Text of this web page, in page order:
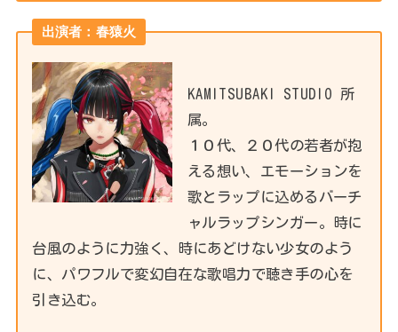
出演者：春猿火
KAMITSUBAKI STUDIO 所
属。
１０代、２０代の若者が抱
える想い、エモーションを
歌とラップに込めるバーチ
ャルラップシンガー。時に
台風のように力強く、時にあどけない少女のよう
に、パワフルで変幻自在な歌唱力で聴き手の心を
引き込む。